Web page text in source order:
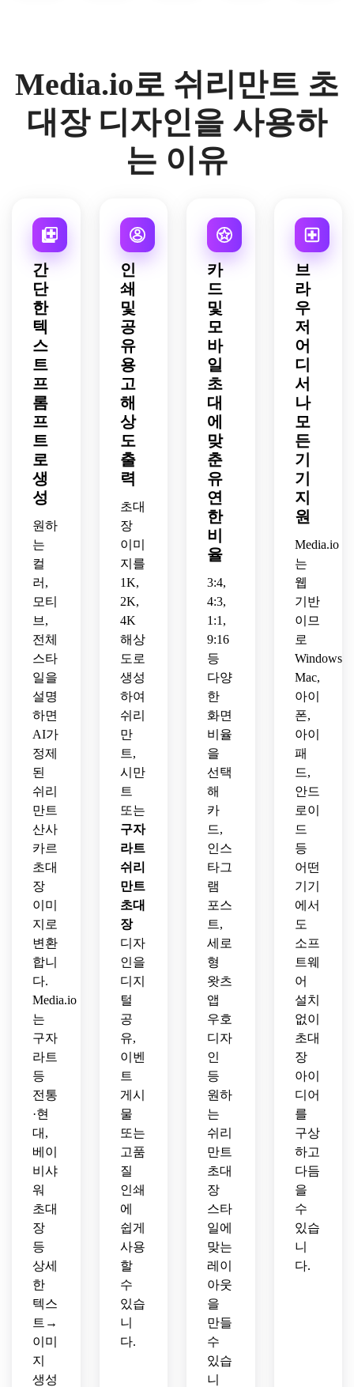
귀 꽃
코너
장식,
대칭
샤워
의 축
위기,
인쇄
용 고
급 레
이아
웃,
깔끔
한 중
앙 텍
스트
영역,
디테
일한
질감,
부드
럽고
은은
한 조
명,
우아
하고
고급
스러
운 마
감
직물
감성
질감,
밸런
박 라
인 프
레임,
부드
러운
플로
럴 디
레임,
중앙
정렬
레이
겹겹
의 장
경,
인도
스타
일 꽃
골드
스트
영역,
한 모
던 레
이아
웃,
축제
분위
기와
읽기
쉬운
디자
인,
부드
러운
조명,
고급
디지
털 초
미학,
빠른
공유
및 품
격 있
는 온
라인
안내
에 이
상적
Media.io로 쉬리만트 초
대장 디자인을 사용하
는 이유
간
단
한
텍
스
트
프
롬
프
트
로
생
성
원하
는
컬
러,
모티
브,
전체
스타
일을
설명
하면
AI가
정제
된
쉬리
만트
산사
카르
초대
장
이미
지로
변환
합니
다.
Media.io
는
구자
라트
등
전통
·현
대,
베이
비샤
워
초대
장
등
상세
한
텍스
트→
이미
지
생성
인
쇄
및
공
유
용
고
해
상
도
출
력
초대
장
이미
지를
1K,
2K,
4K
해상
도로
생성
하여
쉬리
만
트,
시만
트
또는
구자
라트
쉬리
만트
초대
장
디자
인을
디지
털
공
유,
이벤
트
게시
물
또는
고품
질
인쇄
에
쉽게
사용
할
수
있습
니
다.
카
드
및
모
바
일
초
대
에
맞
춘
유
연
한
비
율
3:4,
4:3,
1:1,
9:16
등
다양
한
화면
비율
을
선택
해
카
드,
인스
타그
램
포스
트,
세로
형
왓츠
앱
우호
디자
인
등
원하
는
쉬리
만트
초대
장
스타
일에
맞는
레이
아웃
을
만들
수
있습
니
브
라
우
저
어
디
서
나
모
든
기
기
지
원
Media.io
는
웹
기반
이므
로
Windows,
Mac,
아이
폰,
아이
패
드,
안드
로이
드
등
어떤
기기
에서
도
소프
트웨
어
설치
없이
초대
장
아이
디어
를
구상
하고
다듬
을
수
있습
니
다.